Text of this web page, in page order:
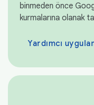
binmeden önce
kurmalarına olanak
Yardımcı